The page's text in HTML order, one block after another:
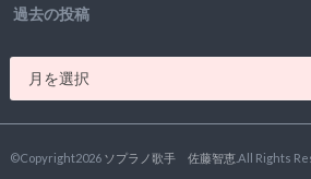
過去の投稿
©Copyright2026 ソプラノ歌手 佐藤智恵.All Rights